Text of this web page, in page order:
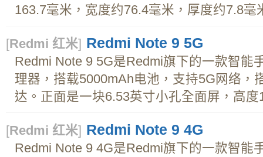
163.7毫米，宽度约76.4毫米，厚度约7.8毫
[Redmi 红米] Redmi Note 9 5G
Redmi Note 9 5G是Redmi旗下的一款智能
理器，搭载5000mAh电池，支持5G网络，
达。正面是一块6.53英寸小孔全面屏，高
[Redmi 红米] Redmi Note 9 4G
Redmi Note 9 4G是Redmi旗下的一款智能